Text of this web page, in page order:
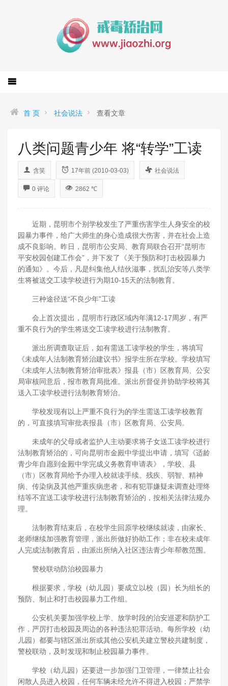
首 页 社会说法 查看文章
八类问题青少年 将“转学”工读
含笑 17年前 (2010-03-03) 社会说法
0 评论 2862 ℃
近期，昆明市个别学校发生了严重伤害学生人身安全的校
园暴力事件，给广大师生的身心造成很大伤害，并在社会上造
成不良影响。昨日，昆明市公安局、教育局联合召开“昆明市
平安校园创建工作会”，并下发了《关于预防和打击校园暴力
的通知》。今后，凡是纠集他人结伙滋事，扰乱治安等八类学
生将被送交工读学校进行为期10-15天的法制教育。
三种途径送“不良少年”工读
会上首次提出，昆明市行政区域内年满12-17周岁，有严
重不良行为的学生将送交工读学校进行法制教育。
派出所调查取证后，如有需送工读学校的学生，将填写
《未成年人法制教育矫治建议书》报学生所在学校。学校填写
《未成年人法制教育矫治审批表》报县（市）区教育局、公安
局审核同意后，报市教育局批准。派出所督促并协助学校将其
送入工读学校进行法制教育矫治。
学校发现有以上严重不良行为的学生需送工读学校教育
的，可直接填写审批表报县（市）区教育局、公安局。
未成年的父母或者监护人主动要求将子女送工读学校进行
法制教育矫治的，可向昆明市金殿中学提出申请，填写《适龄
青少年自愿到金殿中学完成义务教育申请表》，学校、县
（市）区教育局给予办理入校就读手续。残疾、弱智、精神
病、传染病及其他严重疾病患者，和有犯罪嫌疑未调查处理终
结等不宜送工读学校进行法制教育矫治的，按相关法律法规办
理。
法制教育结束后，在校学生回原学校继续就读，由家长、
老师继续加强教育管理，派出所做好协助工作；非在校未成年
人完成法制教育后，由派出所纳入社区违法青少年帮教范围。
警校联动防治校园暴力
根据要求，学校（幼儿园）要成立以校（园）长为组长的
预防、制止和打击校园暴力工作组。
公安机关要加强学校上学、放学时段的治安巡逻和防护工
作，严厉打击校园及周边的各种违法犯罪活动。每所学校（幼
儿园）都要与辖区派出所或其他公安机关建立警校共建制度，
警校联动，及时发现和制止校园暴力事件。
学校（幼儿园）还要进一步加强门卫管理，一律禁止社会
闲散人员进入校园，任何车辆未经允许不得进入校园；严禁学